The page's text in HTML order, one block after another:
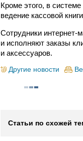
Кроме этого, в
ведение кассовой
Сотрудники интернет-
и исполняют заказы
и аксессуаров.
Другие новости
Статьи по схожей